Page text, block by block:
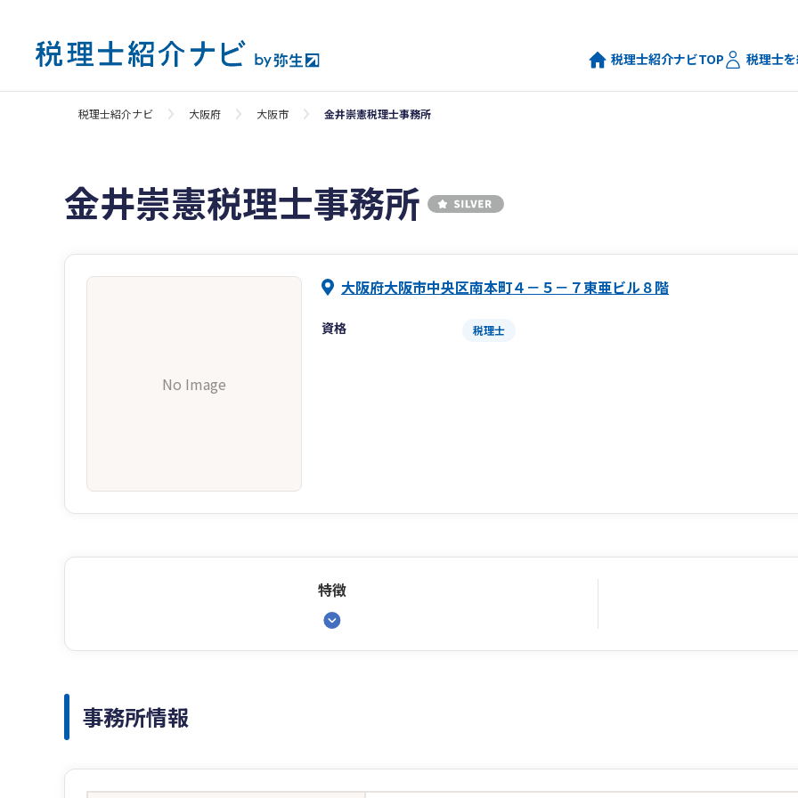
税理士紹介ナビTOP 税理士
税理士紹介ナビ 大阪府 大阪市 金井崇憲税理士事務所
金井崇憲税理士事務所
No Image
大阪府大阪市中央区南本町４－５－７東亜ビル８階
資格 税理士
特徴
事務所情報